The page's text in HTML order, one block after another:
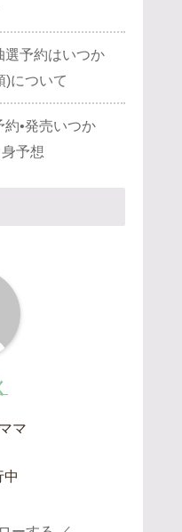
選予約はいつか
)について
•発売いつか
予想
マ
中